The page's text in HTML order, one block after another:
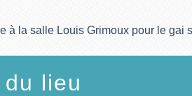
à la salle Louis Grimoux pour le gai
lieu